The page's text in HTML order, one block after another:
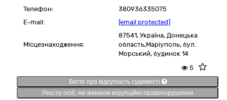
Телефон:
380936335075
E-mail:
[email protected]
Місцезнаходження:
87541, Україна, Донецька
область,Маріуполь, бул.
Морський, будинок 14
5
Витяг про відсутність судимості
Реєстр осіб, які вчинили корупційні правопорушення